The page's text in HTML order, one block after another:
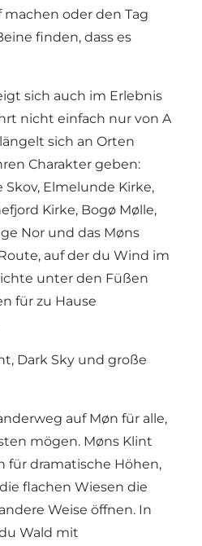
oder den Tag
finden, dass es
sich auch im Erlebnis
nicht einfach nur von A
sich an Orten
Charakter geben:
Skov, Elmelunde Kirke,
Kirke, Bogø Mølle,
Nor und das Møns
auf der du Wind im
unter den Füßen
für zu Hause
Dark Sky und große
auf Møn für alle,
mögen. Møns Klint
für dramatische Höhen,
flachen Wiesen die
Weise öffnen. In
Wald mit